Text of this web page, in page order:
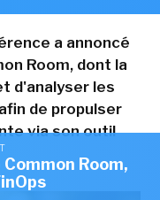
Room,
a annoncé
Room, dont la
d'analyser les
de propulser
via son outil